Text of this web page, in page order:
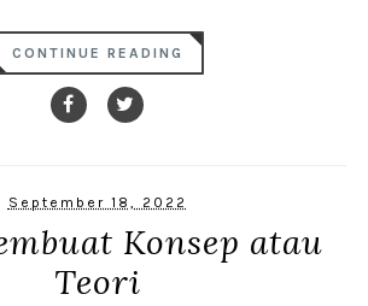
CONTINUE READING
September 18, 2022
Konsep atau
Teori